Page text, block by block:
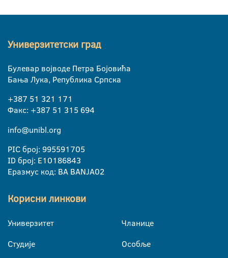
Универзитетски град
Булевар војводе Петра Бојовића
Бања Лука, Република Српска
+387 51 321 171
Факс: +387 51 315 694
info@unibl.org
PIC број: 995591705
ID број: E10186843
Еразмус код: BA BANJA02
Корисни линкови
Универзитет
Студије
Чланице
Особље